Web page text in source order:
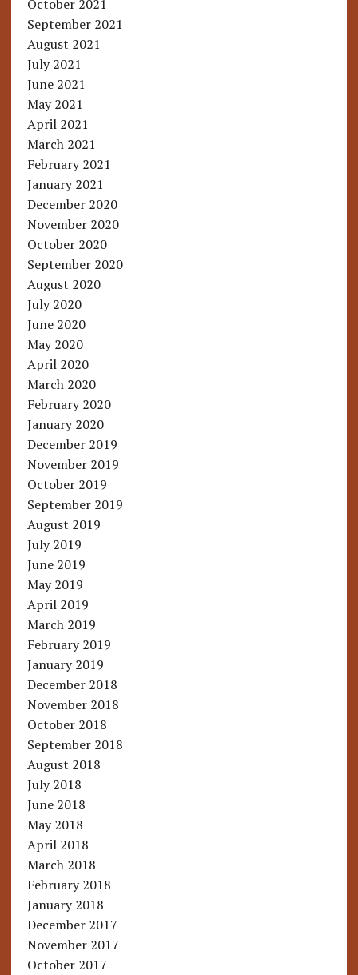
October 2021
September 2021
August 2021
July 2021
June 2021
May 2021
April 2021
March 2021
February 2021
January 2021
December 2020
November 2020
October 2020
September 2020
August 2020
July 2020
June 2020
May 2020
April 2020
March 2020
February 2020
January 2020
December 2019
November 2019
October 2019
September 2019
August 2019
July 2019
June 2019
May 2019
April 2019
March 2019
February 2019
January 2019
December 2018
November 2018
October 2018
September 2018
August 2018
July 2018
June 2018
May 2018
April 2018
March 2018
February 2018
January 2018
December 2017
November 2017
October 2017